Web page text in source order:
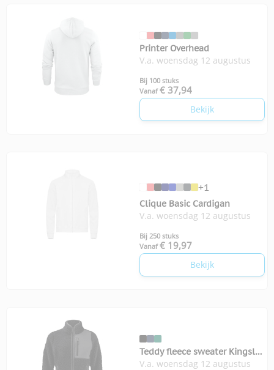
Printer Overhead
V.a. woensdag 12 augustus
Bij 100 stuks
Vanaf € 37,94
Bekijk
+1
Clique Basic Cardigan
V.a. woensdag 12 augustus
Bij 250 stuks
Vanaf € 19,97
Bekijk
Teddy fleece sweater Kingsley
woman
V.a. woensdag 12 augustus